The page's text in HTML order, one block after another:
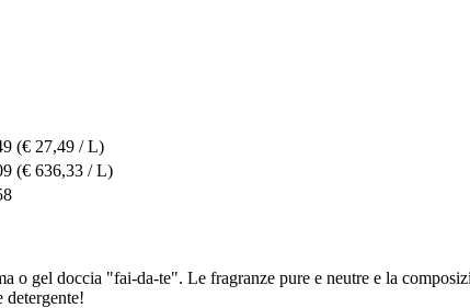
(€ 27,49 / L)
(€ 636,33 / L)
o gel doccia "fai-da-te". Le fragranze pure e neutre e la
detergente!